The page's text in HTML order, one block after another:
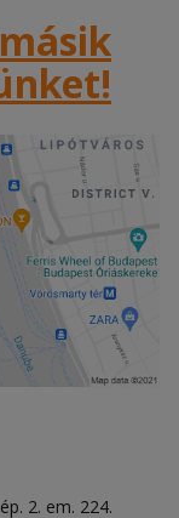
2. em. 224.